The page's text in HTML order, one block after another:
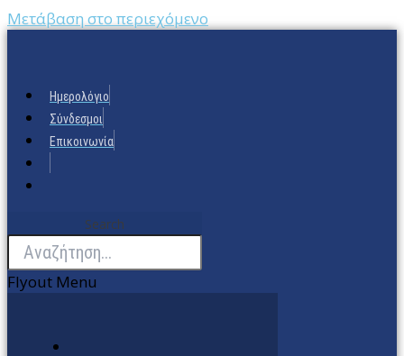
Μετάβαση στο περιεχόμενο
Ημερολόγιο
Σύνδεσμοι
Επικοινωνία
Search
Flyout Menu